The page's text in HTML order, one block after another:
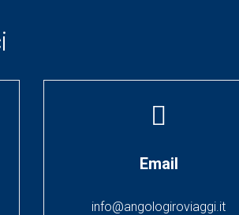
Email
info@angologiroviaggi.it